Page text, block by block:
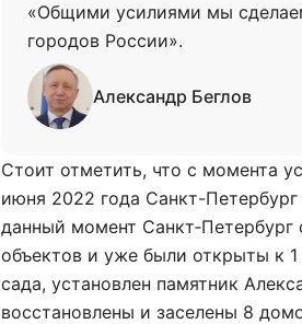
«Общими усилиями мы
городов России».
Александр Беглов
Стоит отметить, что с момента
июня 2022 года Санкт-
данный момент Санкт‑Петербург
объектов и уже были открыты к
сада, установлен памятник
восстановлены и заселены 8